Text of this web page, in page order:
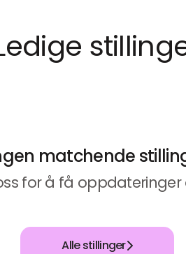
matchende
for å få oppdateringer
Alle stillinger